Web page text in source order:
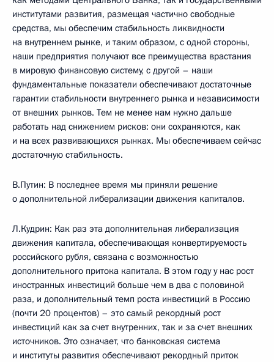
институтами развития, размещая частично свободные
средства, мы обеспечим стабильность ликвидности
на внутреннем рынке, и таким образом, с одной стороны,
наши предприятия получают все преимущества врастания
в мировую финансовую систему, с другой – наши
фундаментальные показатели обеспечивают достаточные
гарантии стабильности внутреннего рынка и независимости
от внешних рынков. Тем не менее нам нужно дальше
работать над снижением рисков: они сохраняются, как
и на всех развивающихся рынках. Мы обеспечиваем сейчас
достаточную стабильность.
В.Путин: В последнее время мы приняли решение
о дополнительной либерализации движения капиталов.
Л.Кудрин: Как раз эта дополнительная либерализация
движения капитала, обеспечивающая конвертируемость
российского рубля, связана с возможностью
дополнительного притока капитала. В этом году у нас рост
иностранных инвестиций больше чем в два с половиной
раза, и дополнительный темп роста инвестиций в Россию
(почти 20 процентов) – это самый рекордный рост
инвестиций как за счет внутренних, так и за счет внешних
источников. Это означает, что банковская система
и институты развития обеспечивают рекордный приток